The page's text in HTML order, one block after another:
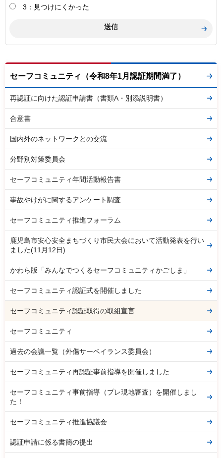
3：見つけにくかった
セーフコミュニティ（令和8年1月認証期間満了）
再認証に向けた認証申請書（書類A・別添説明書）
合意書
国内外のネットワークとの交流
分野別対策委員会
セーフコミュニティ年間活動報告書
事故やけがに関するアンケート調査
セーフコミュニティ推進フォーラム
鹿児島市安心安全まちづくり市民大会において活動発表を行い
ました(11月12日)
かわら版「みんなでつくるセーフコミュニティかごしま」
セーフコミュニティ認証式を開催しました
セーフコミュニティ認証取得の取組宣言
セーフコミュニティ
過去の会議一覧（外傷サーベイランス委員会）
セーフコミュニティ再認証事前指導を開催しました
セーフコミュニティ事前指導（プレ現地審査）を開催しまし
た！
セーフコミュニティ推進協議会
認証申請に係る書簡の提出